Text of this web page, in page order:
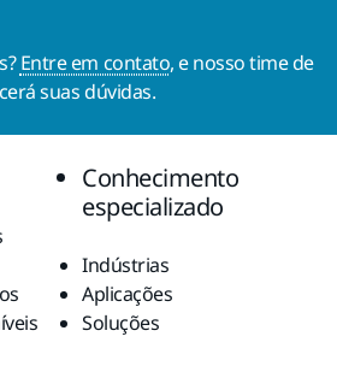
Entre em contato, e nosso time de
suas dúvidas.
Conhecimento
especializado
Indústrias
Aplicações
Soluções